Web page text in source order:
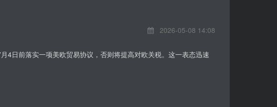
2026-05-08 14:08
4日前落实一项美欧贸易协议，否则将提高对欧关税。这一表态迅速